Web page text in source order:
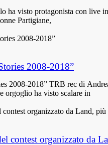
ha visto protagonista con live
Partigiane,
2008-2018”
2008-2018” TRB rec di
orgoglio ha visto scalare in
contest organizzato da